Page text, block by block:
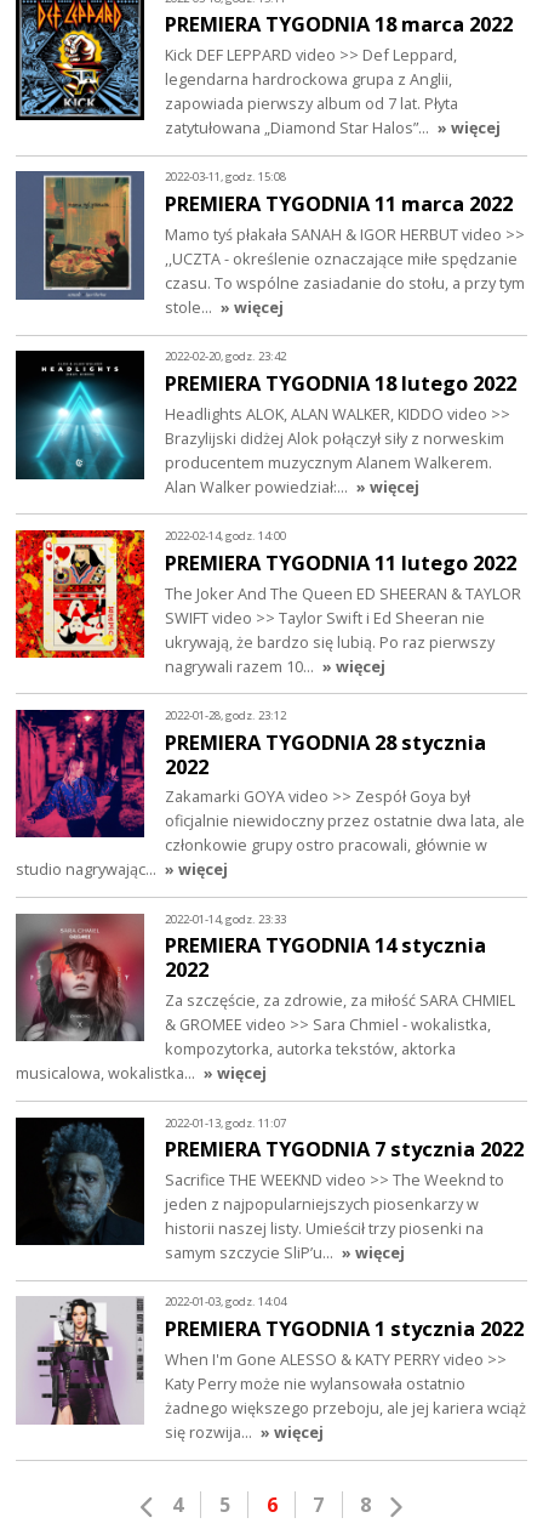
PREMIERA TYGODNIA 18 marca 2022
Kick DEF LEPPARD video >> Def Leppard,
legendarna hardrockowa grupa z Anglii,
zapowiada pierwszy album od 7 lat. Płyta
zatytułowana „Diamond Star Halos”… » więcej
2022-03-11, godz. 15:08
PREMIERA TYGODNIA 11 marca 2022
Mamo tyś płakała SANAH & IGOR HERBUT video >>
,,UCZTA - określenie oznaczające miłe spędzanie
czasu. To wspólne zasiadanie do stołu, a przy tym
stole… » więcej
2022-02-20, godz. 23:42
PREMIERA TYGODNIA 18 lutego 2022
Headlights ALOK, ALAN WALKER, KIDDO video >>
Brazylijski didżej Alok połączył siły z norweskim
producentem muzycznym Alanem Walkerem.
Alan Walker powiedział:… » więcej
2022-02-14, godz. 14:00
PREMIERA TYGODNIA 11 lutego 2022
The Joker And The Queen ED SHEERAN & TAYLOR
SWIFT video >> Taylor Swift i Ed Sheeran nie
ukrywają, że bardzo się lubią. Po raz pierwszy
nagrywali razem 10… » więcej
2022-01-28, godz. 23:12
PREMIERA TYGODNIA 28 stycznia
2022
Zakamarki GOYA video >> Zespół Goya był
oficjalnie niewidoczny przez ostatnie dwa lata, ale
członkowie grupy ostro pracowali, głównie w
studio nagrywając… » więcej
2022-01-14, godz. 23:33
PREMIERA TYGODNIA 14 stycznia
2022
Za szczęście, za zdrowie, za miłość SARA CHMIEL
& GROMEE video >> Sara Chmiel - wokalistka,
kompozytorka, autorka tekstów, aktorka
musicalowa, wokalistka… » więcej
2022-01-13, godz. 11:07
PREMIERA TYGODNIA 7 stycznia 2022
Sacrifice THE WEEKND video >> The Weeknd to
jeden z najpopularniejszych piosenkarzy w
historii naszej listy. Umieścił trzy piosenki na
samym szczycie SliP’u… » więcej
2022-01-03, godz. 14:04
PREMIERA TYGODNIA 1 stycznia 2022
When I'm Gone ALESSO & KATY PERRY video >>
Katy Perry może nie wylansowała ostatnio
żadnego większego przeboju, ale jej kariera wciąż
się rozwija… » więcej
4 5 6 7 8